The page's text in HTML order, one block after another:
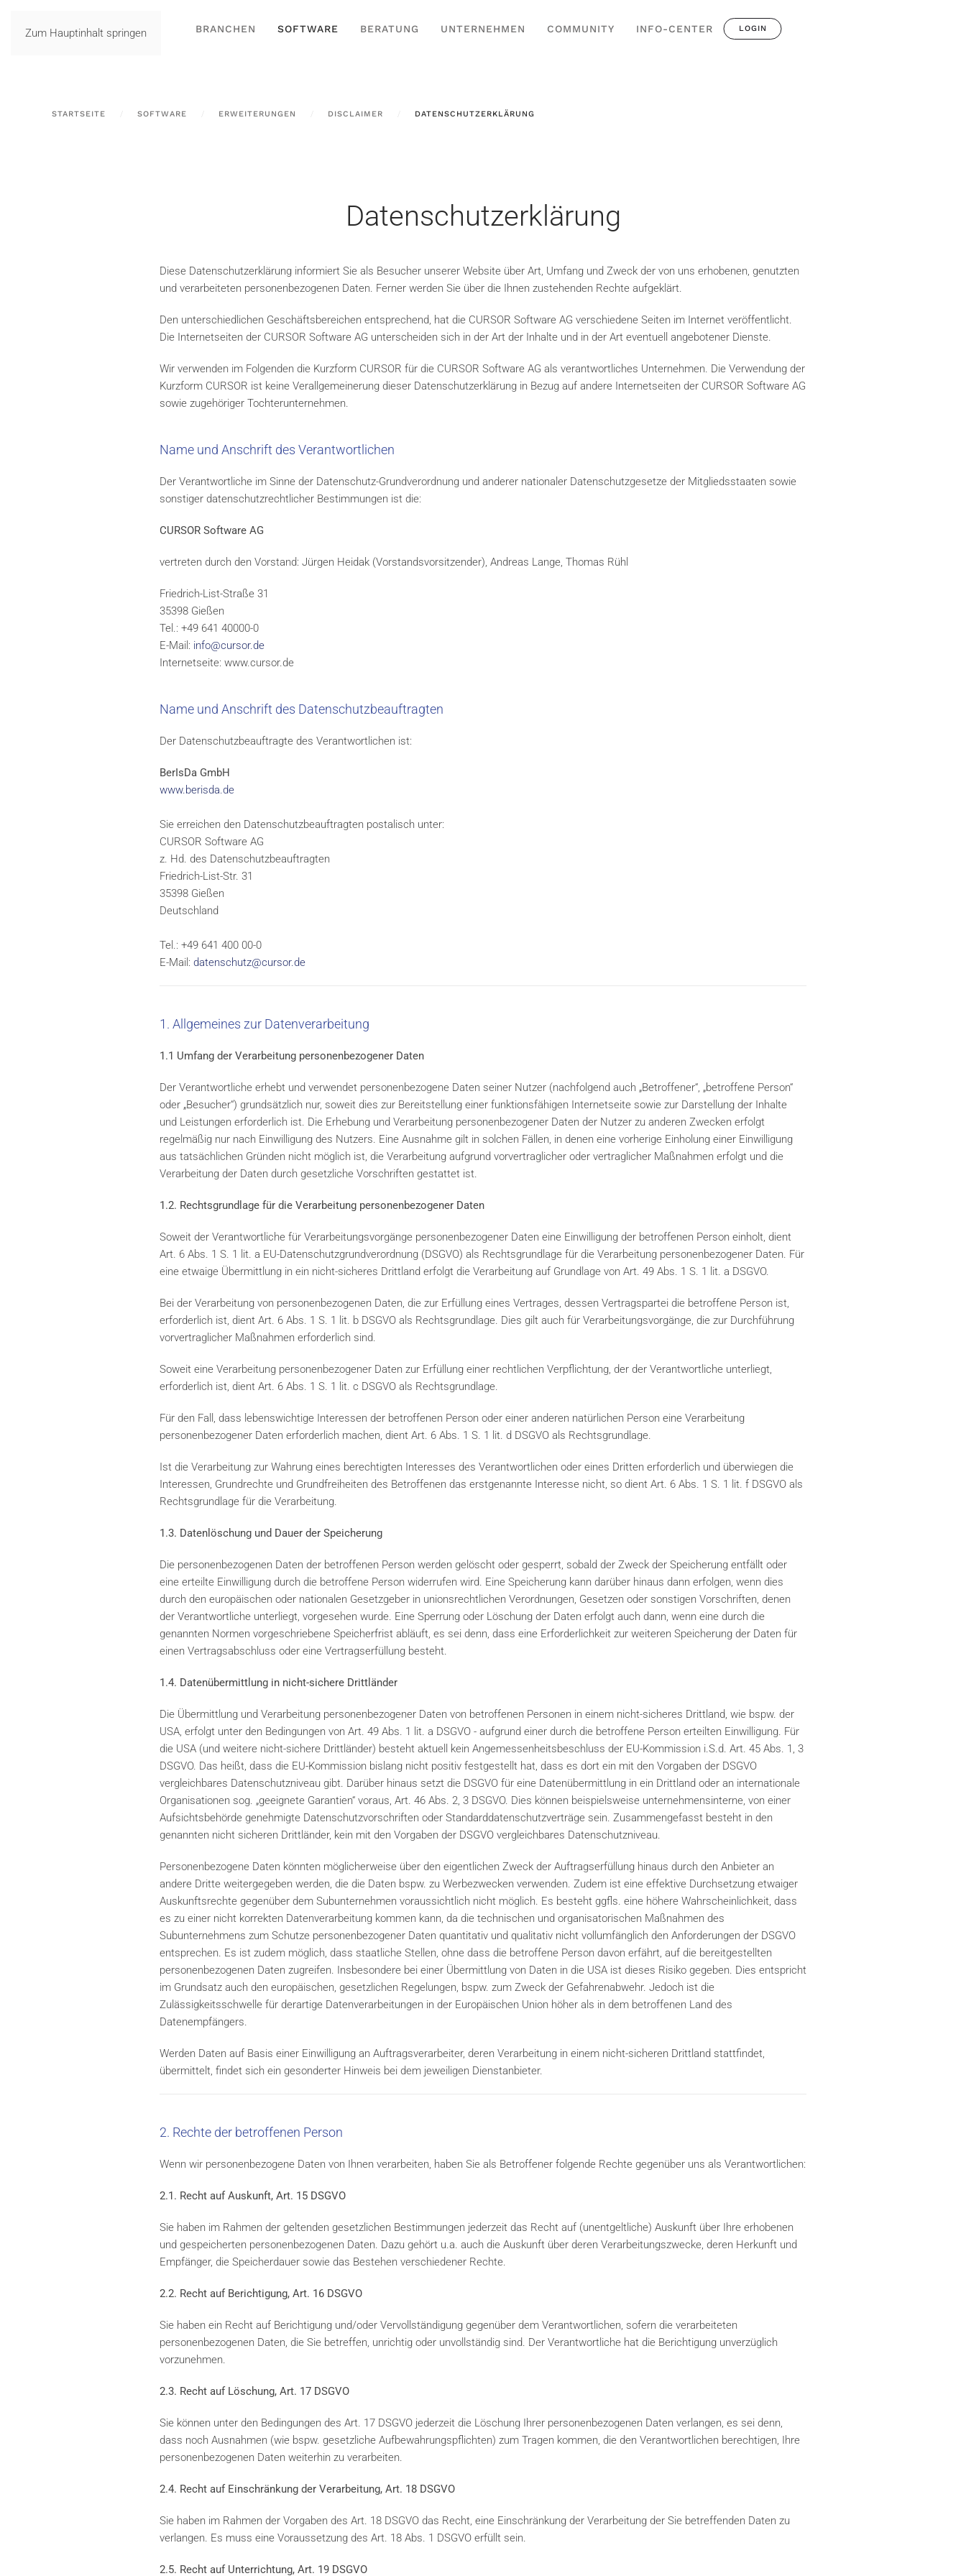
Zum Hauptinhalt springen BRANCHEN SOFTWARE BERATUNG UNTERNEHMEN COMMUNITY INFO-CENTER LOGIN
STARTSEITE SOFTWARE ERWEITERUNGEN DISCLAIMER DATENSCHUTZERKLÄRUNG
Datenschutzerklärung
Diese Datenschutzerklärung informiert Sie als Besucher unserer Website über Art, Umfang und Zweck der von uns erhobenen, genutzten
und verarbeiteten personenbezogenen Daten. Ferner werden Sie über die Ihnen zustehenden Rechte aufgeklärt.
Den unterschiedlichen Geschäftsbereichen entsprechend, hat die CURSOR Software AG verschiedene Seiten im Internet veröffentlicht.
Die Internetseiten der CURSOR Software AG unterscheiden sich in der Art der Inhalte und in der Art eventuell angebotener Dienste.
Wir verwenden im Folgenden die Kurzform CURSOR für die CURSOR Software AG als verantwortliches Unternehmen. Die Verwendung der
Kurzform CURSOR ist keine Verallgemeinerung dieser Datenschutzerklärung in Bezug auf andere Internetseiten der CURSOR Software AG
sowie zugehöriger Tochterunternehmen.
Name und Anschrift des Verantwortlichen
Der Verantwortliche im Sinne der Datenschutz-Grundverordnung und anderer nationaler Datenschutzgesetze der Mitgliedsstaaten sowie
sonstiger datenschutzrechtlicher Bestimmungen ist die:
CURSOR Software AG
vertreten durch den Vorstand: Jürgen Heidak (Vorstandsvorsitzender), Andreas Lange, Thomas Rühl
Friedrich-List-Straße 31
35398 Gießen
Tel.: +49 641 40000-0
E-Mail: info@cursor.de
Internetseite: www.cursor.de
Name und Anschrift des Datenschutzbeauftragten
Der Datenschutzbeauftragte des Verantwortlichen ist:
BerIsDa GmbH
www.berisda.de
Sie erreichen den Datenschutzbeauftragten postalisch unter:
CURSOR Software AG
z. Hd. des Datenschutzbeauftragten
Friedrich-List-Str. 31
35398 Gießen
Deutschland
Tel.: +49 641 400 00-0
E-Mail: datenschutz@cursor.de
1. Allgemeines zur Datenverarbeitung
1.1 Umfang der Verarbeitung personenbezogener Daten
Der Verantwortliche erhebt und verwendet personenbezogene Daten seiner Nutzer (nachfolgend auch „Betroffener“, „betroffene Person“
oder „Besucher“) grundsätzlich nur, soweit dies zur Bereitstellung einer funktionsfähigen Internetseite sowie zur Darstellung der Inhalte
und Leistungen erforderlich ist. Die Erhebung und Verarbeitung personenbezogener Daten der Nutzer zu anderen Zwecken erfolgt
regelmäßig nur nach Einwilligung des Nutzers. Eine Ausnahme gilt in solchen Fällen, in denen eine vorherige Einholung einer Einwilligung
aus tatsächlichen Gründen nicht möglich ist, die Verarbeitung aufgrund vorvertraglicher oder vertraglicher Maßnahmen erfolgt und die
Verarbeitung der Daten durch gesetzliche Vorschriften gestattet ist.
1.2. Rechtsgrundlage für die Verarbeitung personenbezogener Daten
Soweit der Verantwortliche für Verarbeitungsvorgänge personenbezogener Daten eine Einwilligung der betroffenen Person einholt, dient
Art. 6 Abs. 1 S. 1 lit. a EU-Datenschutzgrundverordnung (DSGVO) als Rechtsgrundlage für die Verarbeitung personenbezogener Daten. Für
eine etwaige Übermittlung in ein nicht-sicheres Drittland erfolgt die Verarbeitung auf Grundlage von Art. 49 Abs. 1 S. 1 lit. a DSGVO.
Bei der Verarbeitung von personenbezogenen Daten, die zur Erfüllung eines Vertrages, dessen Vertragspartei die betroffene Person ist,
erforderlich ist, dient Art. 6 Abs. 1 S. 1 lit. b DSGVO als Rechtsgrundlage. Dies gilt auch für Verarbeitungsvorgänge, die zur Durchführung
vorvertraglicher Maßnahmen erforderlich sind.
Soweit eine Verarbeitung personenbezogener Daten zur Erfüllung einer rechtlichen Verpflichtung, der der Verantwortliche unterliegt,
erforderlich ist, dient Art. 6 Abs. 1 S. 1 lit. c DSGVO als Rechtsgrundlage.
Für den Fall, dass lebenswichtige Interessen der betroffenen Person oder einer anderen natürlichen Person eine Verarbeitung
personenbezogener Daten erforderlich machen, dient Art. 6 Abs. 1 S. 1 lit. d DSGVO als Rechtsgrundlage.
Ist die Verarbeitung zur Wahrung eines berechtigten Interesses des Verantwortlichen oder eines Dritten erforderlich und überwiegen die
Interessen, Grundrechte und Grundfreiheiten des Betroffenen das erstgenannte Interesse nicht, so dient Art. 6 Abs. 1 S. 1 lit. f DSGVO als
Rechtsgrundlage für die Verarbeitung.
1.3. Datenlöschung und Dauer der Speicherung
Die personenbezogenen Daten der betroffenen Person werden gelöscht oder gesperrt, sobald der Zweck der Speicherung entfällt oder
eine erteilte Einwilligung durch die betroffene Person widerrufen wird. Eine Speicherung kann darüber hinaus dann erfolgen, wenn dies
durch den europäischen oder nationalen Gesetzgeber in unionsrechtlichen Verordnungen, Gesetzen oder sonstigen Vorschriften, denen
der Verantwortliche unterliegt, vorgesehen wurde. Eine Sperrung oder Löschung der Daten erfolgt auch dann, wenn eine durch die
genannten Normen vorgeschriebene Speicherfrist abläuft, es sei denn, dass eine Erforderlichkeit zur weiteren Speicherung der Daten für
einen Vertragsabschluss oder eine Vertragserfüllung besteht.
1.4. Datenübermittlung in nicht-sichere Drittländer
Die Übermittlung und Verarbeitung personenbezogener Daten von betroffenen Personen in einem nicht-sicheres Drittland, wie bspw. der
USA, erfolgt unter den Bedingungen von Art. 49 Abs. 1 lit. a DSGVO - aufgrund einer durch die betroffene Person erteilten Einwilligung. Für
die USA (und weitere nicht-sichere Drittländer) besteht aktuell kein Angemessenheitsbeschluss der EU-Kommission i.S.d. Art. 45 Abs. 1, 3
DSGVO. Das heißt, dass die EU-Kommission bislang nicht positiv festgestellt hat, dass es dort ein mit den Vorgaben der DSGVO
vergleichbares Datenschutzniveau gibt. Darüber hinaus setzt die DSGVO für eine Datenübermittlung in ein Drittland oder an internationale
Organisationen sog. „geeignete Garantien“ voraus, Art. 46 Abs. 2, 3 DSGVO. Dies können beispielsweise unternehmensinterne, von einer
Aufsichtsbehörde genehmigte Datenschutzvorschriften oder Standarddatenschutzverträge sein. Zusammengefasst besteht in den
genannten nicht sicheren Drittländer, kein mit den Vorgaben der DSGVO vergleichbares Datenschutzniveau.
Personenbezogene Daten könnten möglicherweise über den eigentlichen Zweck der Auftragserfüllung hinaus durch den Anbieter an
andere Dritte weitergegeben werden, die die Daten bspw. zu Werbezwecken verwenden. Zudem ist eine effektive Durchsetzung etwaiger
Auskunftsrechte gegenüber dem Subunternehmen voraussichtlich nicht möglich. Es besteht ggfls. eine höhere Wahrscheinlichkeit, dass
es zu einer nicht korrekten Datenverarbeitung kommen kann, da die technischen und organisatorischen Maßnahmen des
Subunternehmens zum Schutze personenbezogener Daten quantitativ und qualitativ nicht vollumfänglich den Anforderungen der DSGVO
entsprechen. Es ist zudem möglich, dass staatliche Stellen, ohne dass die betroffene Person davon erfährt, auf die bereitgestellten
personenbezogenen Daten zugreifen. Insbesondere bei einer Übermittlung von Daten in die USA ist dieses Risiko gegeben. Dies entspricht
im Grundsatz auch den europäischen, gesetzlichen Regelungen, bspw. zum Zweck der Gefahrenabwehr. Jedoch ist die
Zulässigkeitsschwelle für derartige Datenverarbeitungen in der Europäischen Union höher als in dem betroffenen Land des
Datenempfängers.
Werden Daten auf Basis einer Einwilligung an Auftragsverarbeiter, deren Verarbeitung in einem nicht-sicheren Drittland stattfindet,
übermittelt, findet sich ein gesonderter Hinweis bei dem jeweiligen Dienstanbieter.
2. Rechte der betroffenen Person
Wenn wir personenbezogene Daten von Ihnen verarbeiten, haben Sie als Betroffener folgende Rechte gegenüber uns als Verantwortlichen:
2.1. Recht auf Auskunft, Art. 15 DSGVO
Sie haben im Rahmen der geltenden gesetzlichen Bestimmungen jederzeit das Recht auf (unentgeltliche) Auskunft über Ihre erhobenen
und gespeicherten personenbezogenen Daten. Dazu gehört u.a. auch die Auskunft über deren Verarbeitungszwecke, deren Herkunft und
Empfänger, die Speicherdauer sowie das Bestehen verschiedener Rechte.
2.2. Recht auf Berichtigung, Art. 16 DSGVO
Sie haben ein Recht auf Berichtigung und/oder Vervollständigung gegenüber dem Verantwortlichen, sofern die verarbeiteten
personenbezogenen Daten, die Sie betreffen, unrichtig oder unvollständig sind. Der Verantwortliche hat die Berichtigung unverzüglich
vorzunehmen.
2.3. Recht auf Löschung, Art. 17 DSGVO
Sie können unter den Bedingungen des Art. 17 DSGVO jederzeit die Löschung Ihrer personenbezogenen Daten verlangen, es sei denn,
dass noch Ausnahmen (wie bspw. gesetzliche Aufbewahrungspflichten) zum Tragen kommen, die den Verantwortlichen berechtigen, Ihre
personenbezogenen Daten weiterhin zu verarbeiten.
2.4. Recht auf Einschränkung der Verarbeitung, Art. 18 DSGVO
Sie haben im Rahmen der Vorgaben des Art. 18 DSGVO das Recht, eine Einschränkung der Verarbeitung der Sie betreffenden Daten zu
verlangen. Es muss eine Voraussetzung des Art. 18 Abs. 1 DSGVO erfüllt sein.
2.5. Recht auf Unterrichtung, Art. 19 DSGVO